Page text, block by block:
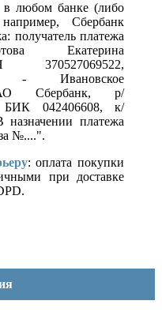
в любом банке (либо
Сбербанк
получатель платежа
Екатерина
370527069522,
- Ивановское
Сбербанк, р/
БИК 042406608, к/
назначении платежа
№....".
: оплата покупки
при доставке